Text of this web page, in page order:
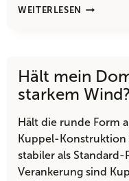
WEITERLESEN
IST
NICHT
VIEL
ZU
Hält mein
starkem Wind?
Hält die runde Form
Kuppel-Konstruktion
stabiler als
Verankerung sind